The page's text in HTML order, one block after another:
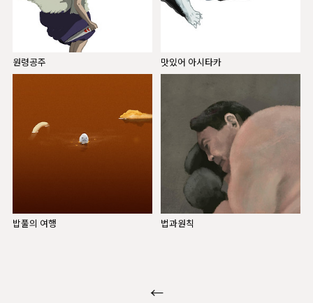
원령공주 맛있어 아시타카
밥풀의 여행 법과원칙
←